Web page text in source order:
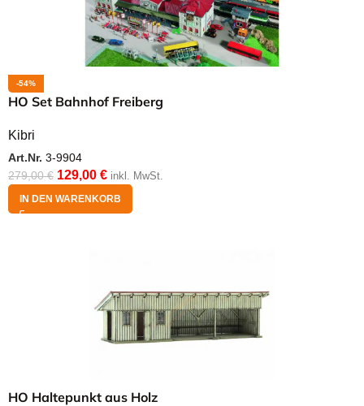
-54%
HO Set Bahnhof Freiberg
Kibri
Art.Nr. 3-9904
279,00€ 129,00 € inkl. MwSt.
IN DEN WARENKORB
HO Haltepunkt aus Holz